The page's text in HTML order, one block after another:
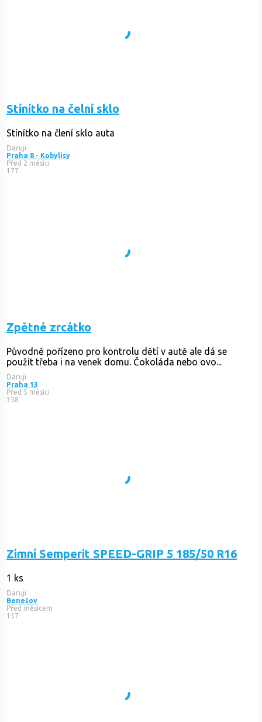
Stínítko na čelní sklo
Stínítko na člení sklo auta
Daruji
Praha 8 - Kobylisy
Před 2 měsíci
177
Zpětné zrcátko
Původně pořízeno pro kontrolu dětí v autě ale dá se
použít třeba i na venek domu. Čokoláda nebo ovo...
Daruji
Praha 13
Před 5 měsíci
358
Zimní Semperit SPEED-GRIP 5 185/50 R16
1 ks
Daruji
Benešov
Před měsícem
157